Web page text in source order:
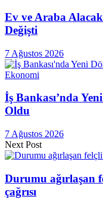
Ev ve Araba
Değişti
7 Ağustos 2026
Ekonomi
İş Bankası’nda
Oldu
7 Ağustos 2026
Next Post
Durumu ağırlaşan
çağrısı